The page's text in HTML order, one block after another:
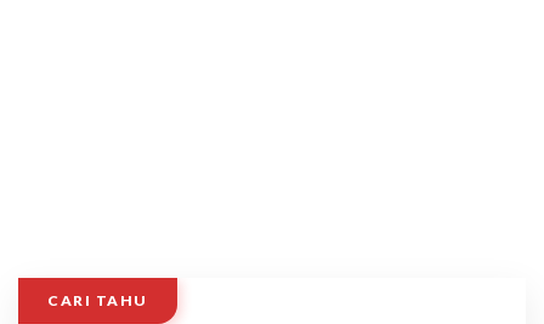
CARI TAHU